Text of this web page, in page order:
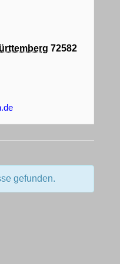
72582
gefunden.